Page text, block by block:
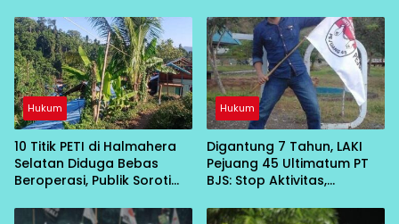
NAMA
Hukum
10 Titik PETI di Halmahera
Selatan Diduga Bebas
Beroperasi, Publik Soroti
Hukum
Digantung 7 Tahun, LAKI
Pejuang 45 Ultimatum PT
BJS: Stop Aktivitas,
Hadapi Konsekuensi